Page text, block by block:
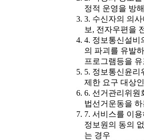
정적 운영을 방
3. 수신자의 의
보, 전자우편을
4. 정보통신설비
의 파괴를 유발
프로그램등을
5. 정보통신윤리
제한 요구 대상
6. 선거관리위원
법선거운동을
7. 서비스를 이
정보원의 동의
는 경우